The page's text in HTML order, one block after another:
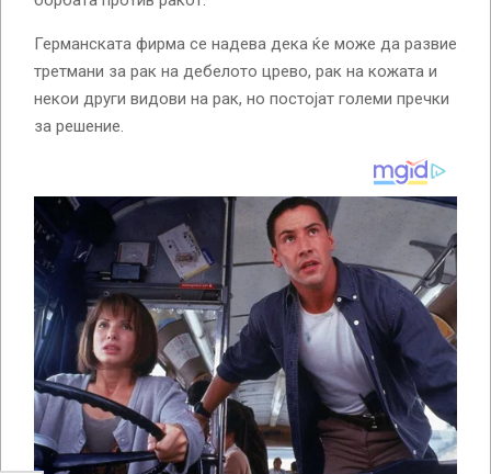
Германската фирма се надева дека ќе може да развие
третмани за рак на дебелото црево, рак на кожата и
некои други видови на рак, но постојат големи пречки
за решение.